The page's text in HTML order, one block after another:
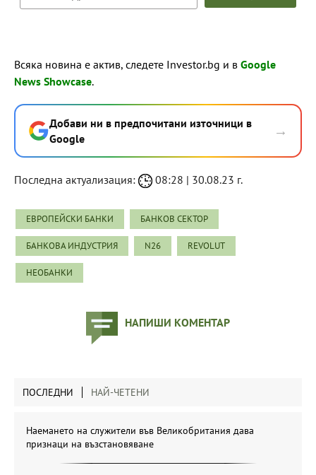
Всяка новина е актив, следете Investor.bg и в Google
News Showcase.
Добави ни в предпочитани източници в
Google
→
Последна актуализация: 08:28 | 30.08.23 г.
ЕВРОПЕЙСКИ БАНКИ БАНКОВ СЕКТОР
БАНКОВА ИНДУСТРИЯ N26 REVOLUT
НЕОБАНКИ
НАПИШИ КОМЕНТАР
ПОСЛЕДНИ НАЙ-ЧЕТЕНИ
Наемането на служители във Великобритания дава
признаци на възстановяване